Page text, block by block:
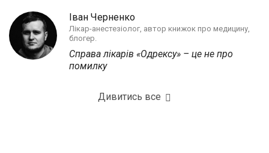
Іван Черненко
Лікар-анестезіолог, автор книжок про медицину,
блогер.
Справа лікарів «Одрексу» – це не про
помилку
Дивитись все